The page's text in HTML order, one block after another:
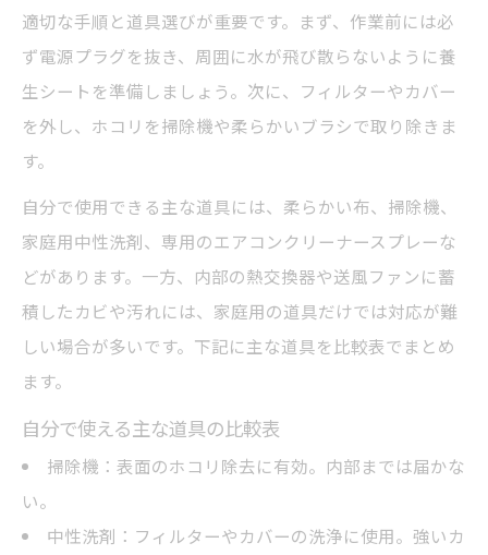
適切な手順と道具選びが重要です。まず、作業前には必
ず電源プラグを抜き、周囲に水が飛び散らないように養
生シートを準備しましょう。次に、フィルターやカバー
を外し、ホコリを掃除機や柔らかいブラシで取り除きま
す。
自分で使用できる主な道具には、柔らかい布、掃除機、
家庭用中性洗剤、専用のエアコンクリーナースプレーな
どがあります。一方、内部の熱交換器や送風ファンに蓄
積したカビや汚れには、家庭用の道具だけでは対応が難
しい場合が多いです。下記に主な道具を比較表でまとめ
ます。
自分で使える主な道具の比較表
掃除機：表面のホコリ除去に有効。内部までは届かな
い。
中性洗剤：フィルターやカバーの洗浄に使用。強いカ